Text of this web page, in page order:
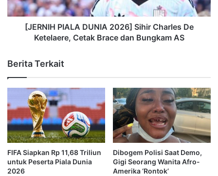
[JERNIH PIALA DUNIA 2026] Sihir Charles De
Ketelaere, Cetak Brace dan Bungkam AS
Berita Terkait
FIFA Siapkan Rp 11,68 Triliun
untuk Peserta Piala Dunia
2026
Dibogem Polisi Saat Demo,
Gigi Seorang Wanita Afro-
Amerika ‘Rontok’